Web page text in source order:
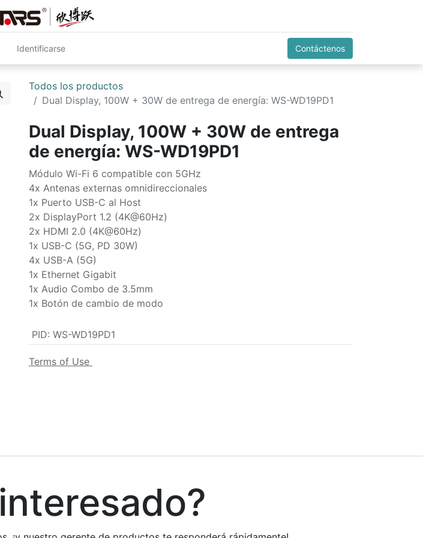
Identificarse Contáctenos
Todos los productos
Dual Display, 100W + 30W de entrega de energía: WS-WD19PD1
Dual Display, 100W + 30W de entrega
de energía: WS-WD19PD1
Módulo Wi-Fi 6 compatible con 5GHz
4x Antenas externas omnidireccionales
1x Puerto USB-C al Host
2x DisplayPort 1.2 (4K@60Hz)
2x HDMI 2.0 (4K@60Hz)
1x USB-C (5G, PD 30W)
4x USB-A (5G)
1x Ethernet Gigabit
1x Audio Combo de 3.5mm
1x Botón de cambio de modo
PID: WS-WD19PD1
Terms of Use